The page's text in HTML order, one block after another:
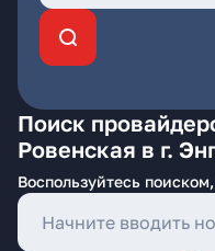
Поиск
Ровенская в г.
Воспользуйтесь